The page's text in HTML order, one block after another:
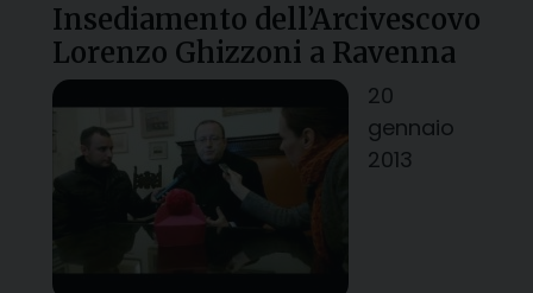
Insediamento dell’Arcivescovo
Lorenzo Ghizzoni a Ravenna
20
gennaio
2013